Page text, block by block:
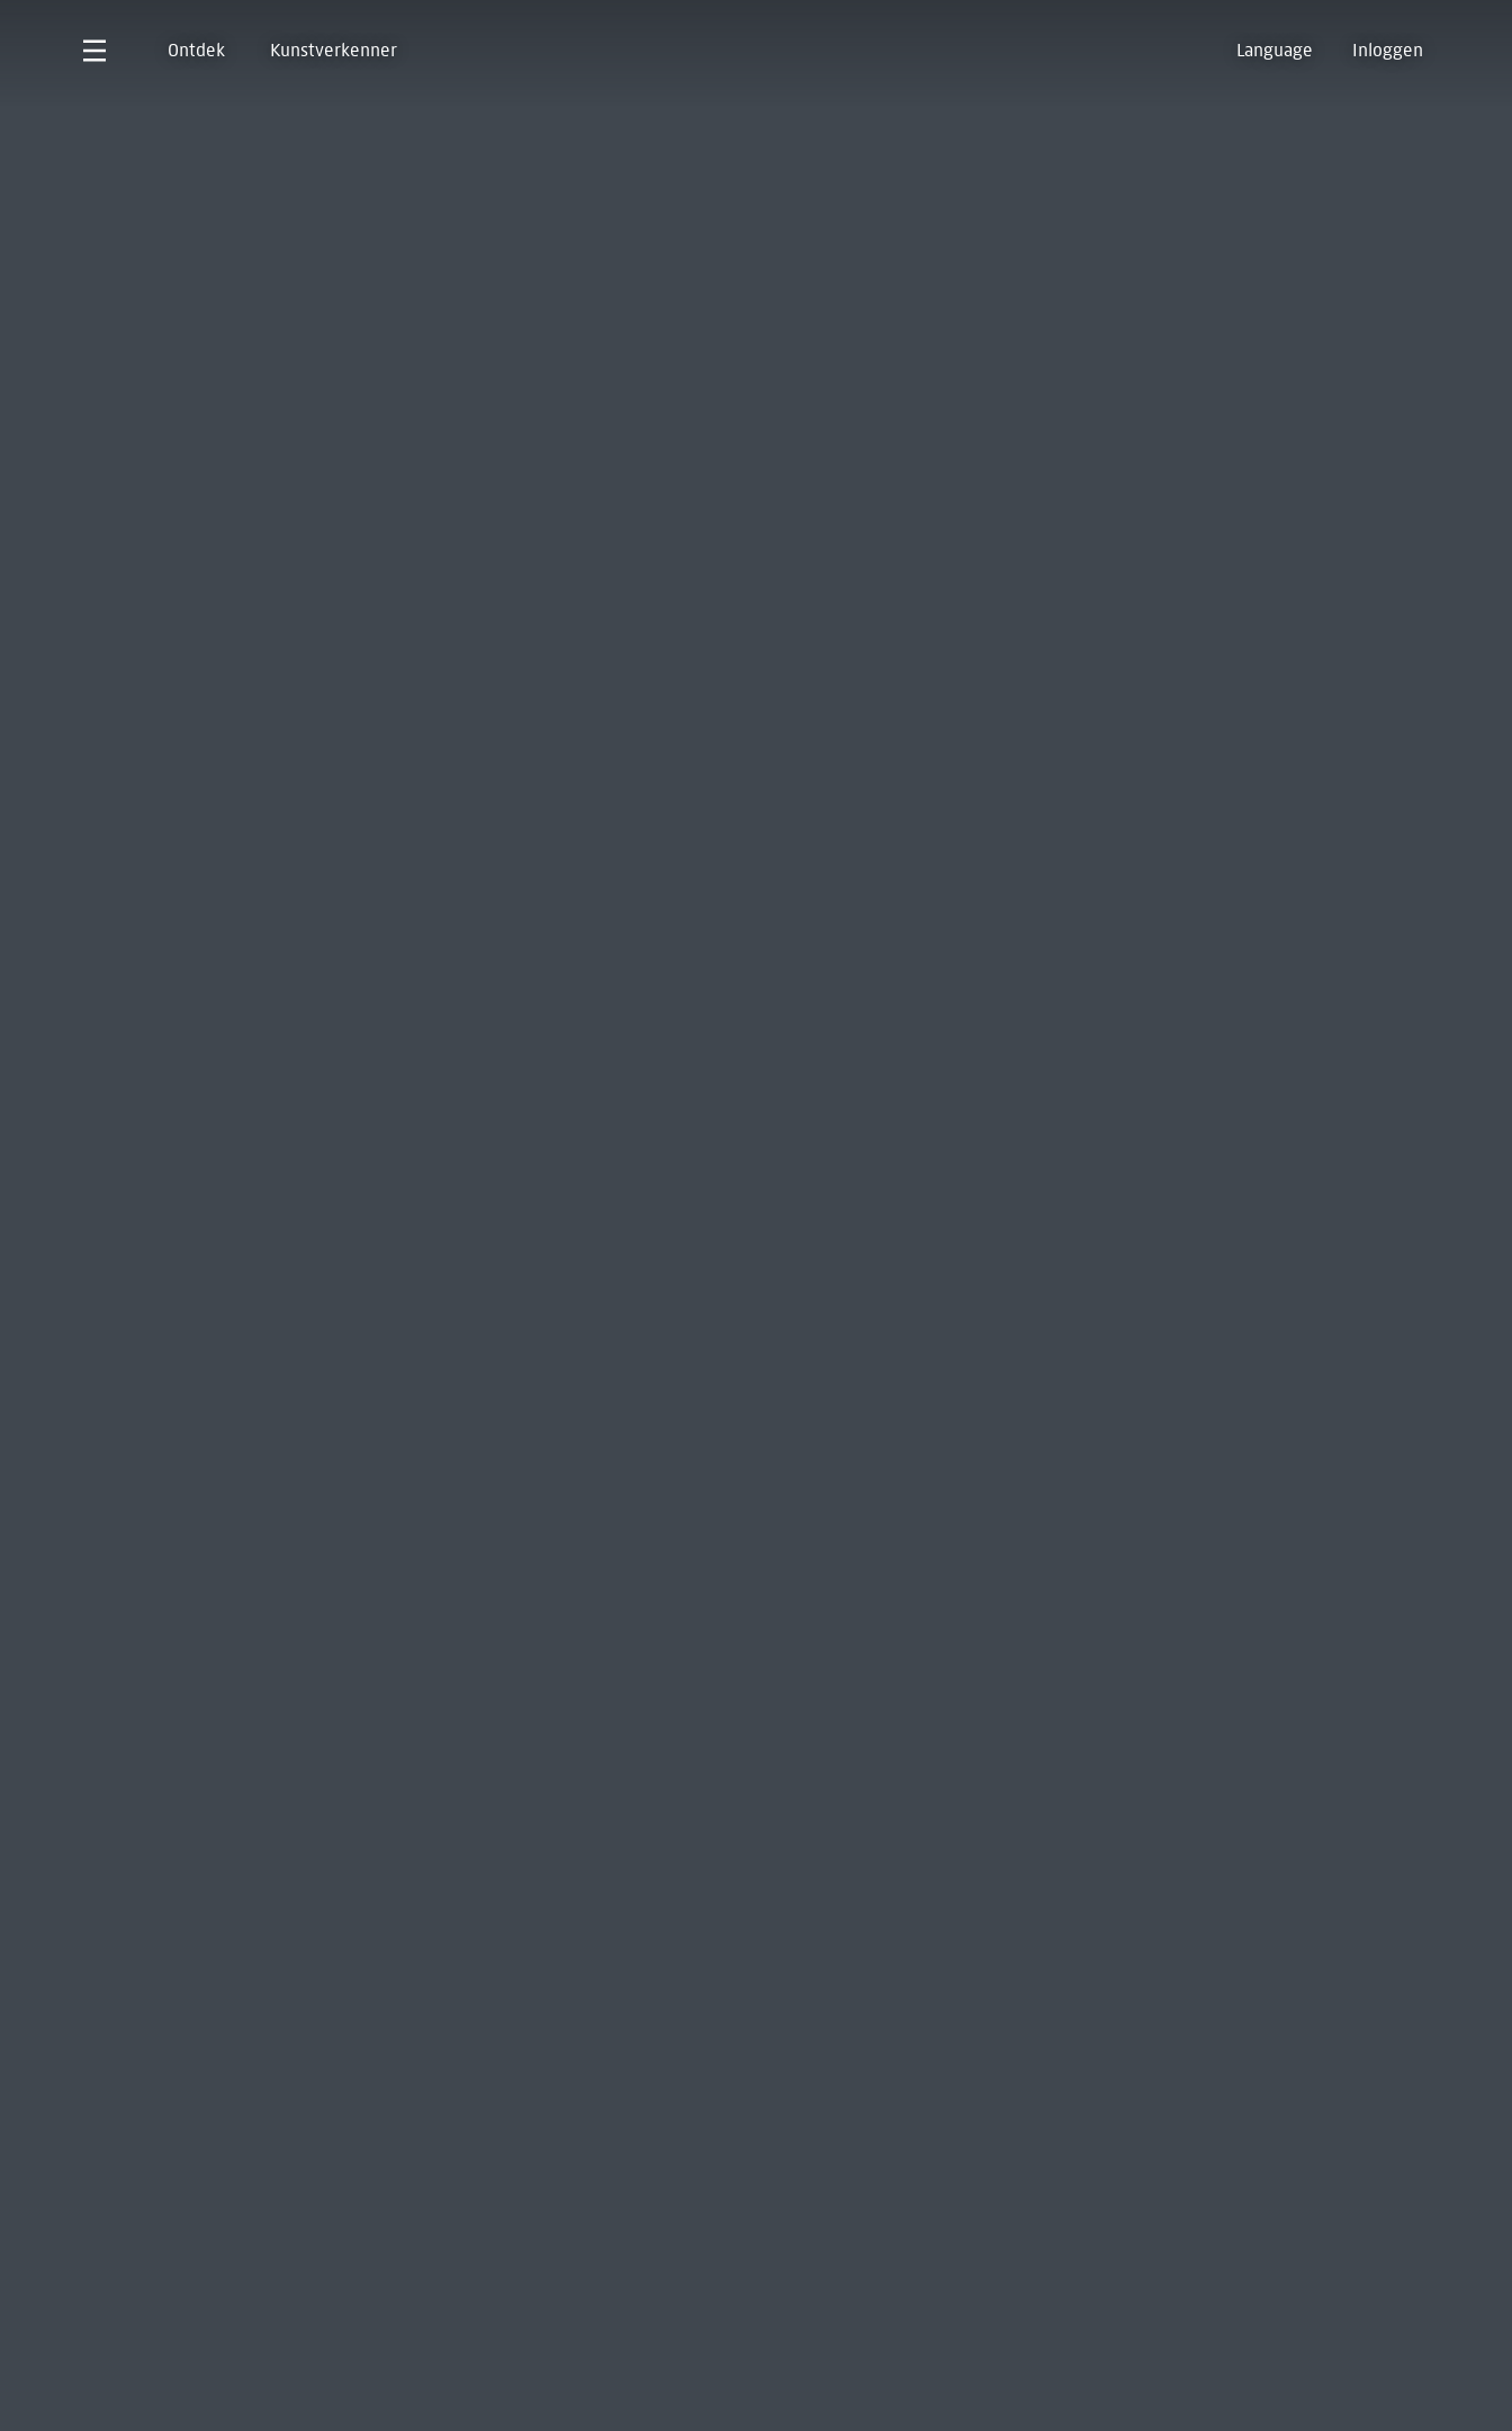
Ontdek Kunstverkenner Language Inloggen